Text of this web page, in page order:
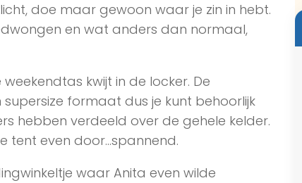
doe maar gewoon waar je zin in hebt.
en wat anders dan normaal,
kwijt in de locker. De
formaat dus je kunt behoorlijk
hebben verdeeld over de gehele kelder.
tent even door…spannend.
waar Anita even wilde